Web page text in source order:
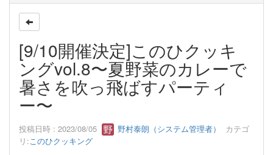
[9/10開催決定]このひクッキ
ングvol.8〜夏野菜のカレーで
暑さを吹っ飛ばすパーティ
ー〜
投稿日時 : 2023/08/05 野村泰朗（システム管理者）
カテゴ
リ:このひクッキング